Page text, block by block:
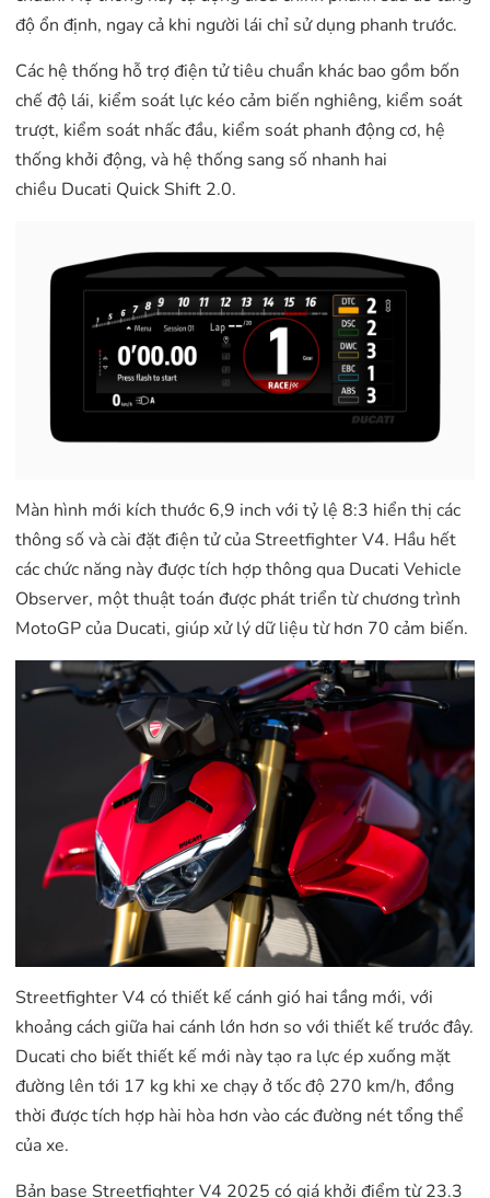
độ ổn định, ngay cả khi người lái chỉ sử dụng phanh trước.
Các hệ thống hỗ trợ điện tử tiêu chuẩn khác bao gồm bốn
chế độ lái, kiểm soát lực kéo cảm biến nghiêng, kiểm soát
trượt, kiểm soát nhấc đầu, kiểm soát phanh động cơ, hệ
thống khởi động, và hệ thống sang số nhanh hai
chiều Ducati Quick Shift 2.0.
Màn hình mới kích thước 6,9 inch với tỷ lệ 8:3 hiển thị các
thông số và cài đặt điện tử của Streetfighter V4. Hầu hết
các chức năng này được tích hợp thông qua Ducati Vehicle
Observer, một thuật toán được phát triển từ chương trình
MotoGP của Ducati, giúp xử lý dữ liệu từ hơn 70 cảm biến.
Streetfighter V4 có thiết kế cánh gió hai tầng mới, với
khoảng cách giữa hai cánh lớn hơn so với thiết kế trước đây.
Ducati cho biết thiết kế mới này tạo ra lực ép xuống mặt
đường lên tới 17 kg khi xe chạy ở tốc độ 270 km/h, đồng
thời được tích hợp hài hòa hơn vào các đường nét tổng thể
của xe.
Bản base Streetfighter V4 2025 có giá khởi điểm từ 23.3